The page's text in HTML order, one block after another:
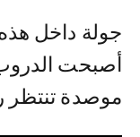
جولة داخل
أصبحت
موصدة تنتظر